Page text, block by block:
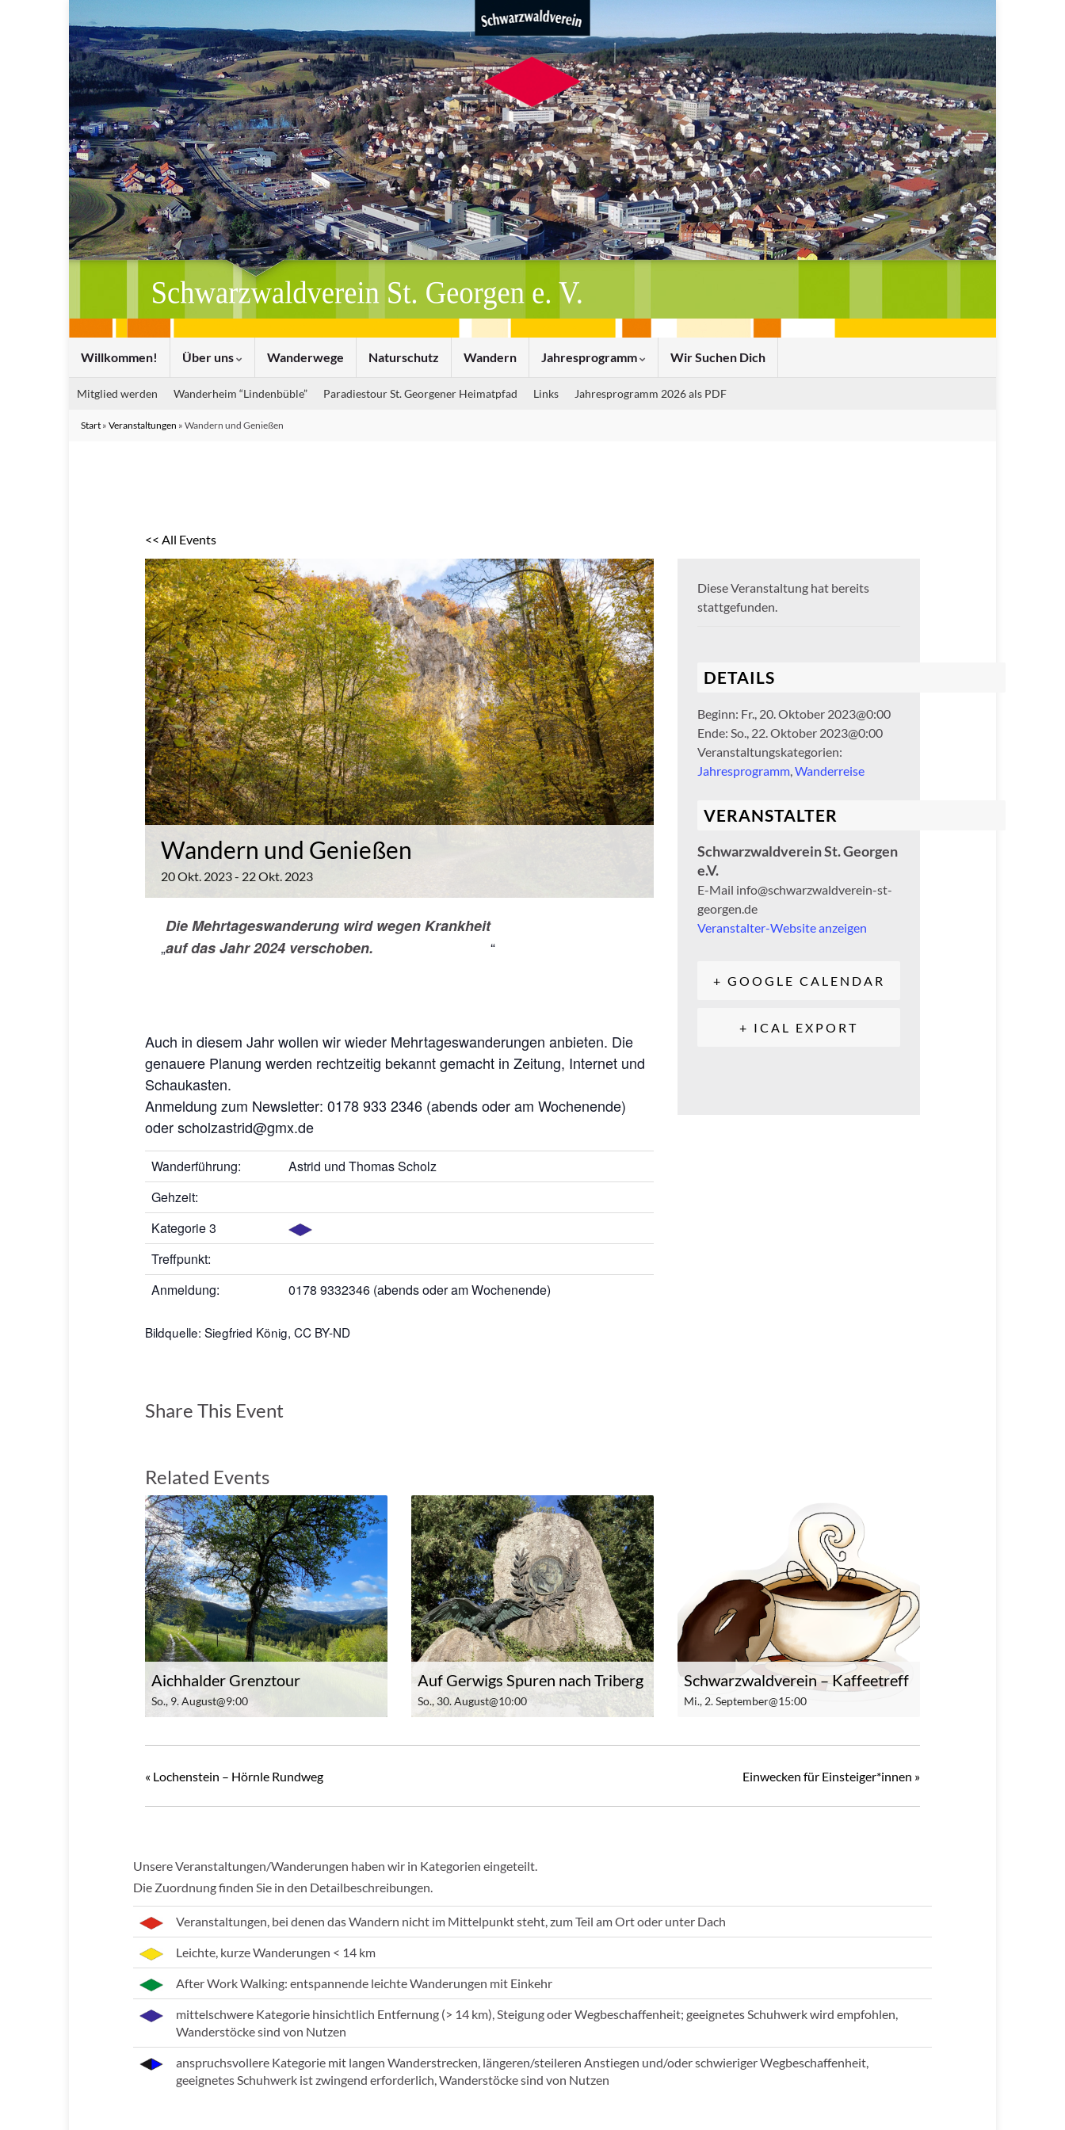
Willkommen! Über uns Wanderwege Naturschutz Wandern Jahresprogramm Wir Suchen Dich
Mitglied werden Wanderheim “Lindenbüble” Paradiestour St. Georgener Heimatpfad Links Jahresprogramm 2026 als PDF
Start » Veranstaltungen » Wandern und Genießen
<< All Events
Wandern und Genießen
20Okt. 2023- 22Okt. 2023
Die Mehrtageswanderung wird wegen Krankheit
auf das Jahr 2024 verschoben.
Auch in diesem Jahr wollen wir wieder Mehrtageswanderungen anbieten. Die
genauere Planung werden rechtzeitig bekannt gemacht in Zeitung, Internet und
Schaukasten.
Anmeldung zum Newsletter: 0178 933 2346 (abends oder am Wochenende)
oder scholzastrid@gmx.de
Wanderführung:
Astrid und Thomas Scholz
Gehzeit:
Kategorie 3
Treffpunkt:
Anmeldung:
0178 9332346 (abends oder am Wochenende)
Bildquelle: Siegfried König, CC BY-ND
Share This Event
Diese Veranstaltung hat bereits
stattgefunden.
DETAILS
Beginn: Fr., 20. Oktober 2023@0:00
Ende: So., 22. Oktober 2023@0:00
Veranstaltungskategorien:
Jahresprogramm,Wanderreise
VERANSTALTER
Schwarzwaldverein St. Georgen
e.V.
E-Mail info@schwarzwaldverein-st-
georgen.de
Veranstalter-Website anzeigen
+ GOOGLE CALENDAR
+ ICAL EXPORT
Related Events
Aichhalder Grenztour
So., 9. August@9:00
Auf Gerwigs Spuren nach Triberg
So., 30. August@10:00
Schwarzwaldverein – Kaffeetreff
Mi., 2. September@15:00
« Lochenstein – Hörnle Rundweg Einwecken für Einsteiger*innen »
Unsere Veranstaltungen/Wanderungen haben wir in Kategorien eingeteilt.
Die Zuordnung finden Sie in den Detailbeschreibungen.
Veranstaltungen, bei denen das Wandern nicht im Mittelpunkt steht, zum Teil am Ort oder unter Dach
Leichte, kurze Wanderungen < 14 km
After Work Walking: entspannende leichte Wanderungen mit Einkehr
mittelschwere Kategorie hinsichtlich Entfernung (> 14 km), Steigung oder Wegbeschaffenheit; geeignetes Schuhwerk wird empfohlen,
Wanderstöcke sind von Nutzen
anspruchsvollere Kategorie mit langen Wanderstrecken, längeren/steileren Anstiegen und/oder schwieriger Wegbeschaffenheit,
geeignetes Schuhwerk ist zwingend erforderlich, Wanderstöcke sind von Nutzen